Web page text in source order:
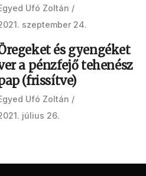
Ufó Zoltán
szeptember 24.
és gyengéket
a pénzfejő tehenész
(frissítve)
Ufó Zoltán
július 26.